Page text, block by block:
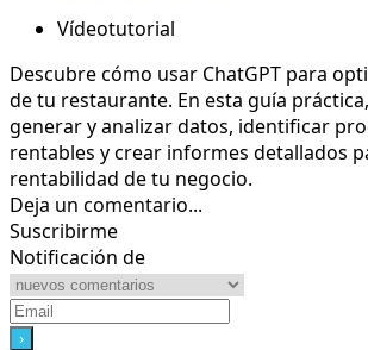
Vídeotutorial
Descubre cómo usar ChatGPT para
de tu restaurante. En esta guía
generar y analizar datos, identificar
rentables y crear informes detallados
rentabilidad de tu negocio.
Deja un comentario...
Suscribirme
Notificación de